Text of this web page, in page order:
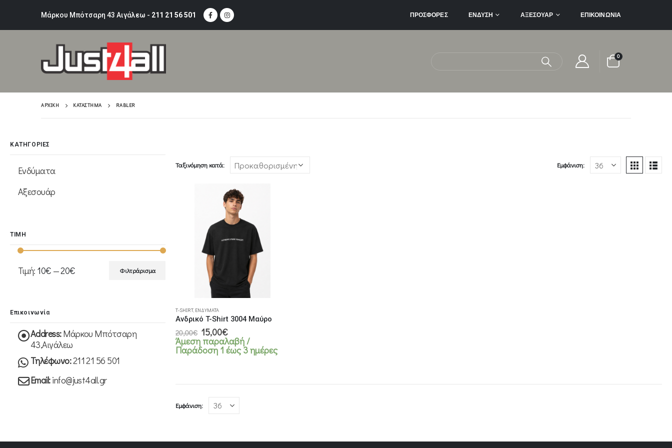
Μάρκου Μπότσαρη 43 Αιγάλεω - 211 21 56 501 ΠΡΟΣΦΟΡΕΣ ΈΝΔΥΣΗ ΑΞΕΣΟΥΆΡ ΕΠΙΚΟΙΝΩΝΊΑ
0
ΑΡΧΙΚΉ ΚΑΤΆΣΤΗΜΑ RABLER
Ταξινόμηση κατά: Εμφάνιση:
το
προϊόν
έχει
πολλαπλές
παραλλαγές.
να
T-SHIRT, ΕΝΔΎΜΑΤΑ
Ανδρικό T-Shirt 3004 Μαύρο
20,00€ Original
price
was:
20,00€.
15,00€Η
τρέχουσα
τιμή
είναι:
Άμεση παραλαβή /
Παράδoση 1 έως 3 ημέρες
Εμφάνιση:
ΚΑΤΗΓΟΡΙΕΣ
Ενδύματα
Αξεσουάρ
ΤΙΜΗ
Ελάχιστη
Μέγιστη
Φιλτράρισμα
Τιμή: 10€ —20€
Επικοινωνία
Address:Μάρκου Μπότσαρη
43,Αιγάλεω
Τηλέφωνο:211 21 56 501
Email:info@just4all.gr